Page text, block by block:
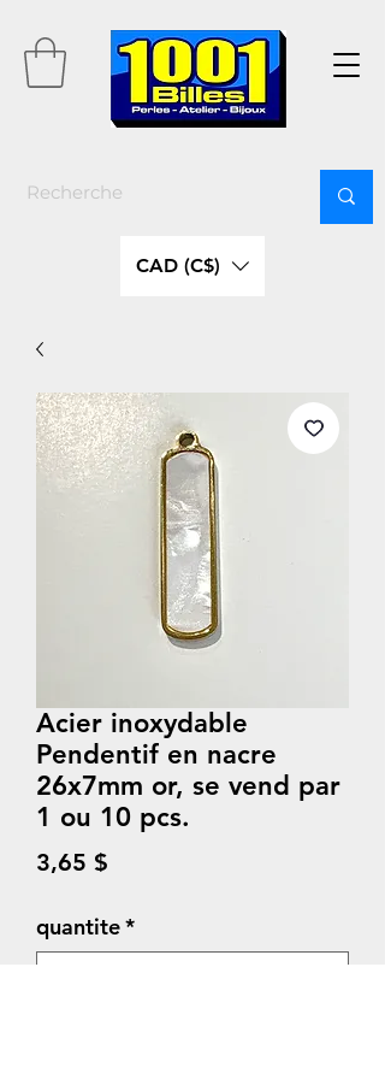
CAD (C$)
Acier inoxydable
Pendentif en nacre
26x7mm or, se vend par
1 ou 10 pcs.
3,65 $
quantite*